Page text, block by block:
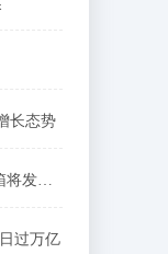
长态势
陆海新通道万州首发班列启程 30个集装箱将发往东南亚
过万亿